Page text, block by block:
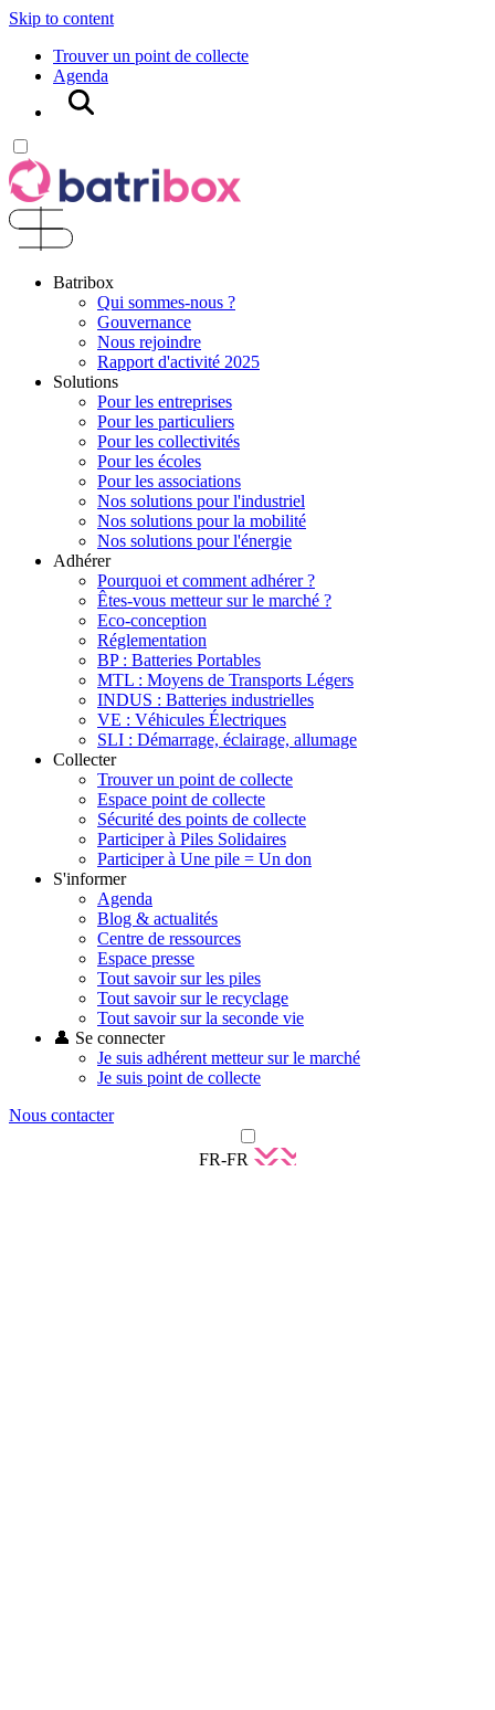
Skip to content
Trouver un point de collecte
Agenda
Rechercher
Batribox
Qui sommes-nous ?
Gouvernance
Nous rejoindre
Rapport d'activité 2025
Solutions
Pour les entreprises
Pour les particuliers
Pour les collectivités
Pour les écoles
Pour les associations
Nos solutions pour l'industriel
Nos solutions pour la mobilité
Nos solutions pour l'énergie
Adhérer
Pourquoi et comment adhérer ?
Êtes-vous metteur sur le marché ?
Eco-conception
Réglementation
BP : Batteries Portables
MTL : Moyens de Transports Légers
INDUS : Batteries industrielles
VE : Véhicules Électriques
SLI : Démarrage, éclairage, allumage
Collecter
Trouver un point de collecte
Espace point de collecte
Sécurité des points de collecte
Participer à Piles Solidaires
Participer à Une pile = Un don
S'informer
Agenda
Blog & actualités
Centre de ressources
Espace presse
Tout savoir sur les piles
Tout savoir sur le recyclage
Tout savoir sur la seconde vie
👤 Se connecter
Je suis adhérent metteur sur le marché
Je suis point de collecte
Nous contacter
FR-FR